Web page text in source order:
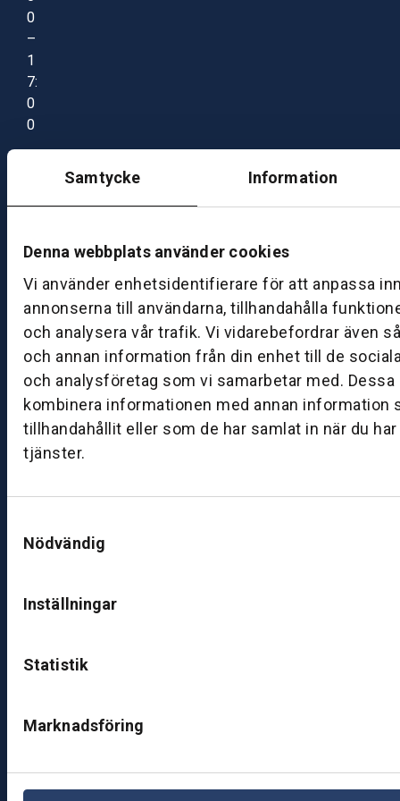
Samtycke Information
Denna webbplats använder cookies
Vi använder enhetsidentifierare för att anpassa
annonserna till användarna, tillhandahålla
och analysera vår trafik. Vi vidarebefordrar även
och annan information från din enhet till de
och analysföretag som vi samarbetar med. Dessa
kombinera informationen med annan information
tillhandahållit eller som de har samlat in när du
tjänster.
Nödvändig
Inställningar
Statistik
Marknadsföring
0
–
1
7:
0
0
ut
S
ö
v
d
e
ik
J
ö
g
u
d